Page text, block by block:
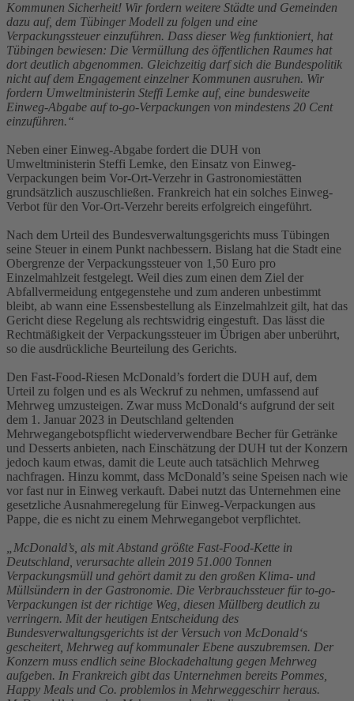
Kommunen Sicherheit! Wir fordern weitere Städte und Gemeinden
dazu auf, dem Tübinger Modell zu folgen und eine
Verpackungssteuer einzuführen. Dass dieser Weg funktioniert, hat
Tübingen bewiesen: Die Vermüllung des öffentlichen Raumes hat
dort deutlich abgenommen. Gleichzeitig darf sich die Bundespolitik
nicht auf dem Engagement einzelner Kommunen ausruhen. Wir
fordern Umweltministerin Steffi Lemke auf, eine bundesweite
Einweg-Abgabe auf to-go-Verpackungen von mindestens 20 Cent
einzuführen.“
Neben einer Einweg-Abgabe fordert die DUH von
Umweltministerin Steffi Lemke, den Einsatz von Einweg-
Verpackungen beim Vor-Ort-Verzehr in Gastronomiestätten
grundsätzlich auszuschließen. Frankreich hat ein solches Einweg-
Verbot für den Vor-Ort-Verzehr bereits erfolgreich eingeführt.
Nach dem Urteil des Bundesverwaltungsgerichts muss Tübingen
seine Steuer in einem Punkt nachbessern. Bislang hat die Stadt eine
Obergrenze der Verpackungssteuer von 1,50 Euro pro
Einzelmahlzeit festgelegt. Weil dies zum einen dem Ziel der
Abfallvermeidung entgegenstehe und zum anderen unbestimmt
bleibt, ab wann eine Essensbestellung als Einzelmahlzeit gilt, hat das
Gericht diese Regelung als rechtswidrig eingestuft. Das lässt die
Rechtmäßigkeit der Verpackungssteuer im Übrigen aber unberührt,
so die ausdrückliche Beurteilung des Gerichts.
Den Fast-Food-Riesen McDonald’s fordert die DUH auf, dem
Urteil zu folgen und es als Weckruf zu nehmen, umfassend auf
Mehrweg umzusteigen. Zwar muss McDonald‘s aufgrund der seit
dem 1. Januar 2023 in Deutschland geltenden
Mehrwegangebotspflicht wiederverwendbare Becher für Getränke
und Desserts anbieten, nach Einschätzung der DUH tut der Konzern
jedoch kaum etwas, damit die Leute auch tatsächlich Mehrweg
nachfragen. Hinzu kommt, dass McDonald’s seine Speisen nach wie
vor fast nur in Einweg verkauft. Dabei nutzt das Unternehmen eine
gesetzliche Ausnahmeregelung für Einweg-Verpackungen aus
Pappe, die es nicht zu einem Mehrwegangebot verpflichtet.
„McDonald’s, als mit Abstand größte Fast-Food-Kette in
Deutschland, verursachte allein 2019 51.000 Tonnen
Verpackungsmüll und gehört damit zu den großen Klima- und
Müllsündern in der Gastronomie. Die Verbrauchssteuer für to-go-
Verpackungen ist der richtige Weg, diesen Müllberg deutlich zu
verringern. Mit der heutigen Entscheidung des
Bundesverwaltungsgerichts ist der Versuch von McDonald‘s
gescheitert, Mehrweg auf kommunaler Ebene auszubremsen. Der
Konzern muss endlich seine Blockadehaltung gegen Mehrweg
aufgeben. In Frankreich gibt das Unternehmen bereits Pommes,
Happy Meals und Co. problemlos in Mehrweggeschirr heraus.